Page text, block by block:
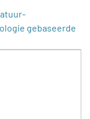
gebaseerde